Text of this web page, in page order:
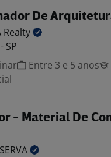
De
Realty
SP
Entre 3 e 5 anos
- Material De